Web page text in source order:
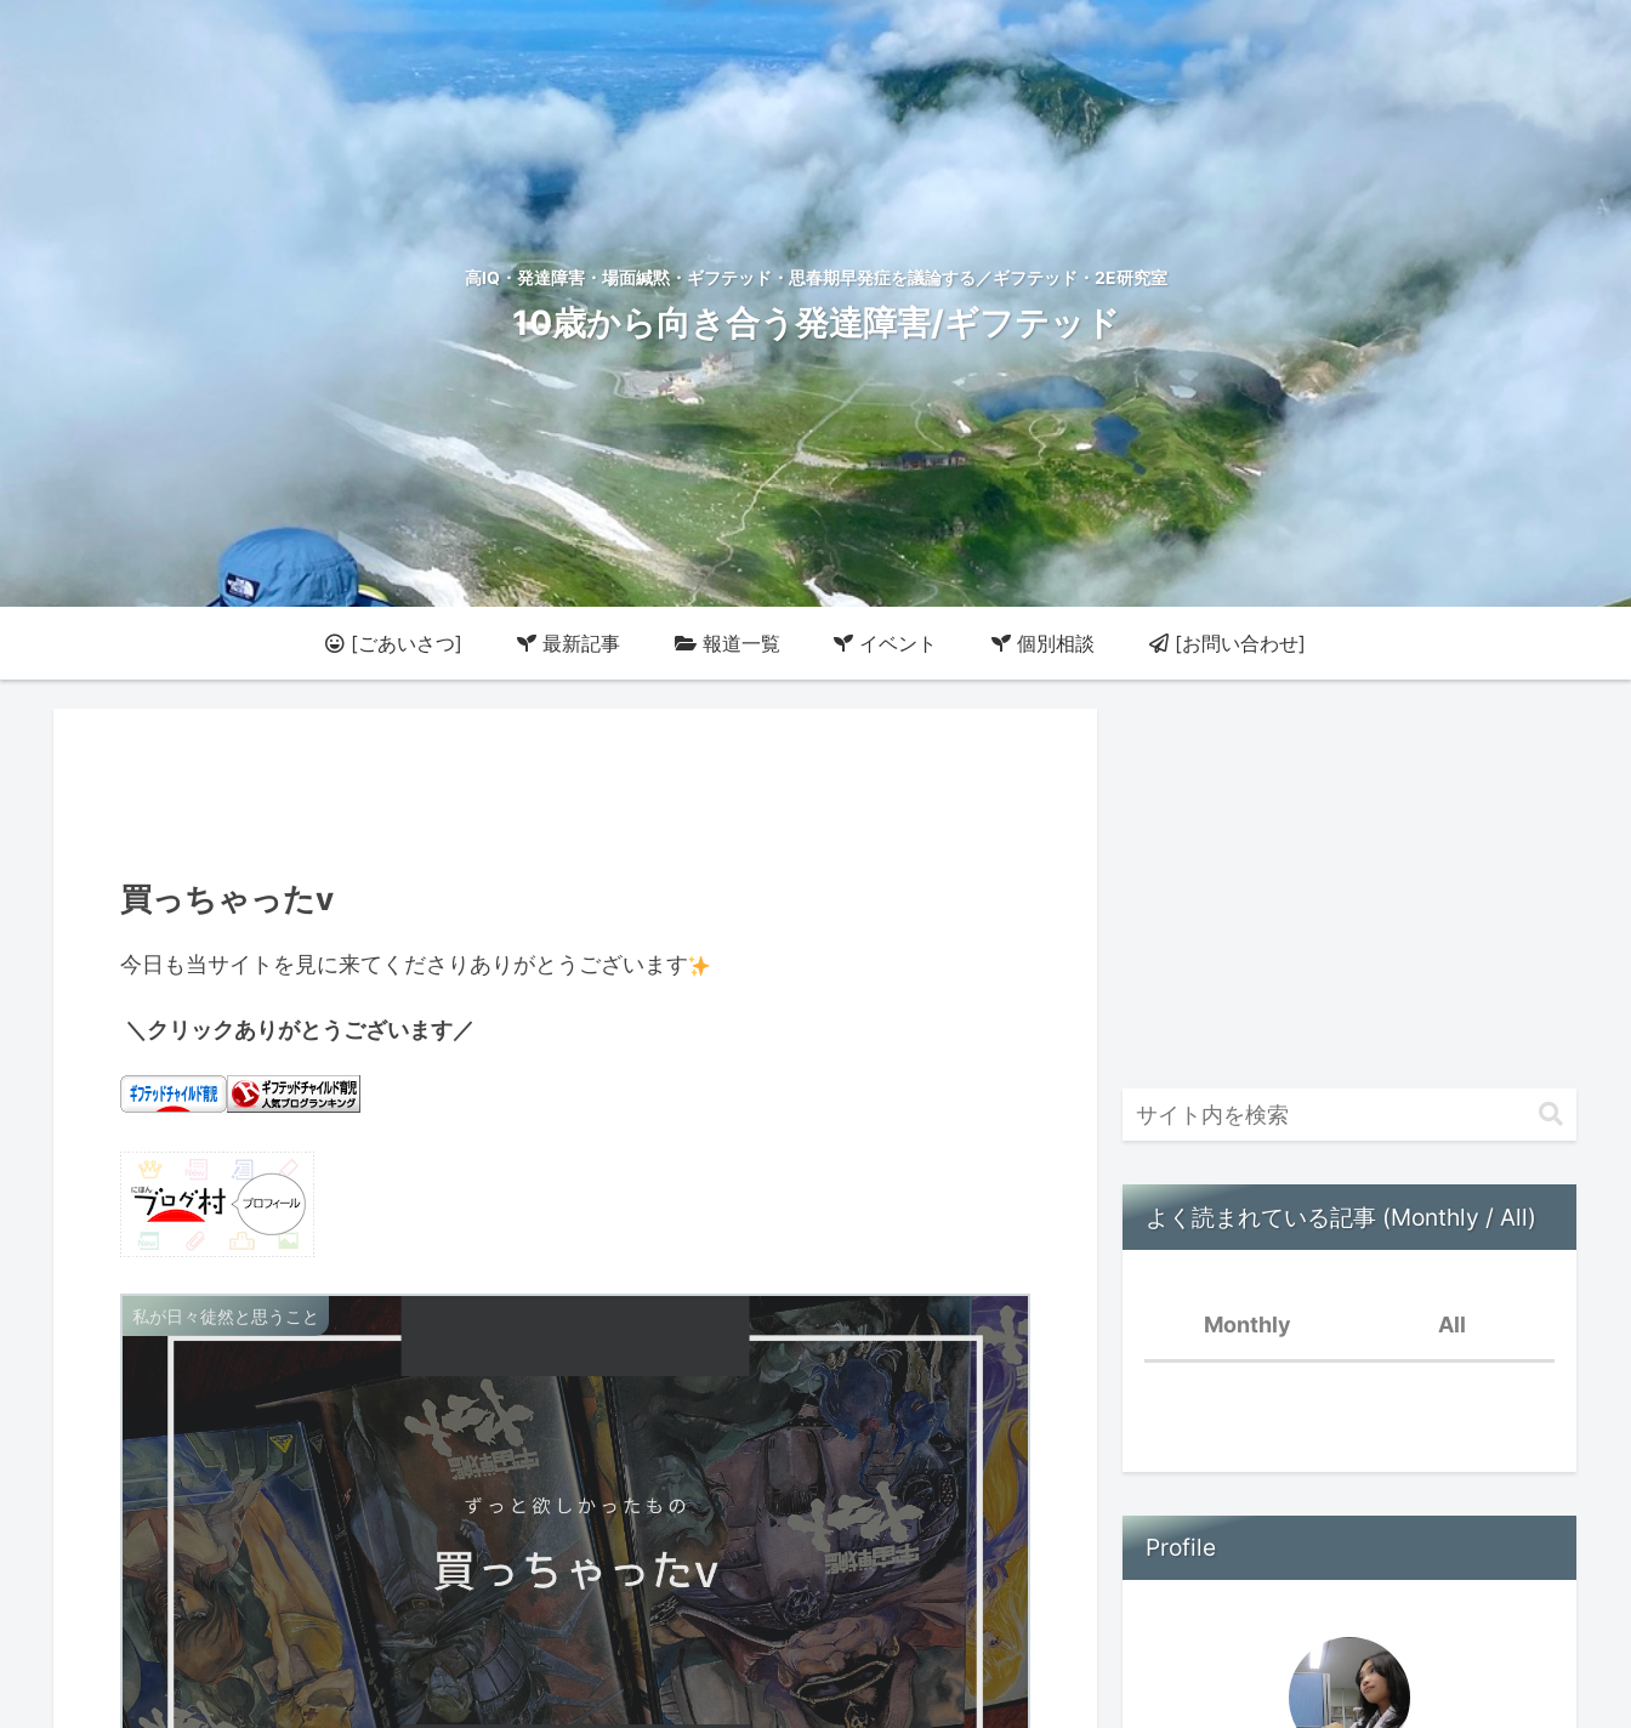
高IQ・発達障害・場面緘黙・ギフテッド・思春期早発症を議論する／ギフテッド・2E研究室
10歳から向き合う発達障害/ギフテッド
[ごあいさつ] 最新記事 報道一覧 イベント 個別相談 [お問い合わせ]
買っちゃったv
今日も当サイトを見に来てくださりありがとうございます
＼クリックありがとうございます／
私が日々徒然と思うこと
よく読まれている記事 (Monthly / All)
Monthly
親の孤立と子供の孤立〜
オンラインイベントを振
り返って〜
All
場面緘黙児は頭がいい？
息子のIQ：2回目の
WISC-IV検査
Profile